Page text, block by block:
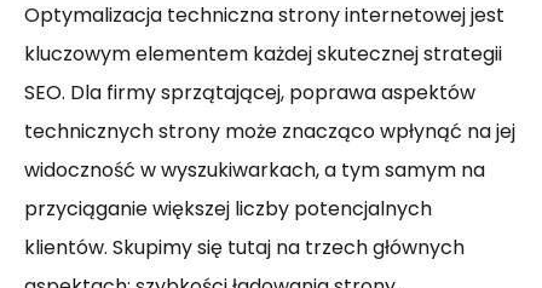
Optymalizacja techniczna strony internetowej jest
kluczowym elementem każdej skutecznej strategii
SEO. Dla firmy sprzątającej, poprawa aspektów
technicznych strony może znacząco wpłynąć na jej
widoczność w wyszukiwarkach, a tym samym na
przyciąganie większej liczby potencjalnych
klientów. Skupimy się tutaj na trzech głównych